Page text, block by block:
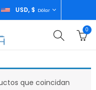
USD, $ Dólar
0
que coincidan